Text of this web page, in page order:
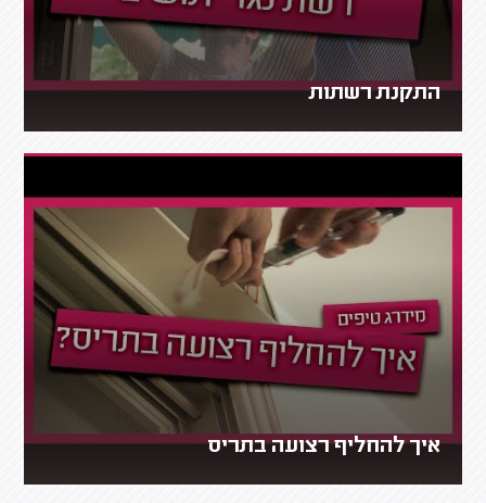
התקנת רשתות
איך להחליף רצועה בתריס